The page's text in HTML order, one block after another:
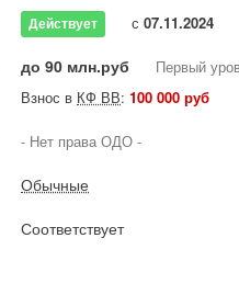
Действует с07.11.2024
до 90 млн.руб
Первый
Взнос в КФ ВВ: 100 000 руб
- Нет права ОДО -
Обычные
Соответствует